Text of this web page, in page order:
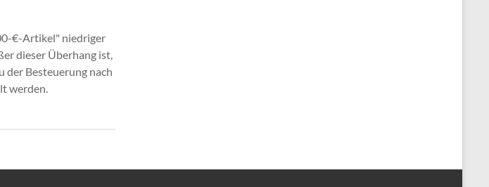
€-Artikel" niedriger
dieser Überhang ist,
der Besteuerung nach
werden.